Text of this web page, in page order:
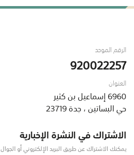
الرقم الموحد
920022257
العنوان
6960 إسماعيل بن كثير
حي البساتين ، جدة 23719
الاشتراك في النشرة الإخبارية
يمكنك الاشتراك عن طريق البريد الإلكتروني أو الجوال